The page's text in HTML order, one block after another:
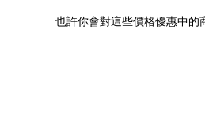
也許你會對這些價格優惠中的